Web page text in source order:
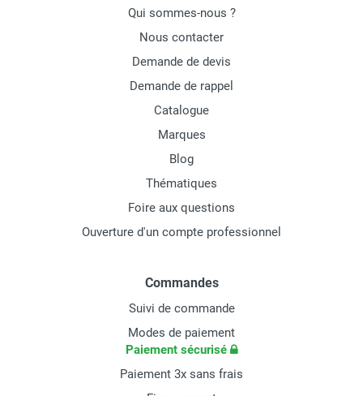
Qui sommes-nous ?
Nous contacter
Demande de devis
Demande de rappel
Catalogue
Marques
Blog
Thématiques
Foire aux questions
Ouverture d'un compte professionnel
Commandes
Suivi de commande
Modes de paiement
Paiement sécurisé
Paiement 3x sans frais